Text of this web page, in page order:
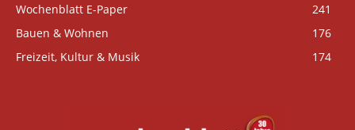
Wochenblatt E-Paper
241
Bauen & Wohnen
176
Freizeit, Kultur & Musik
174